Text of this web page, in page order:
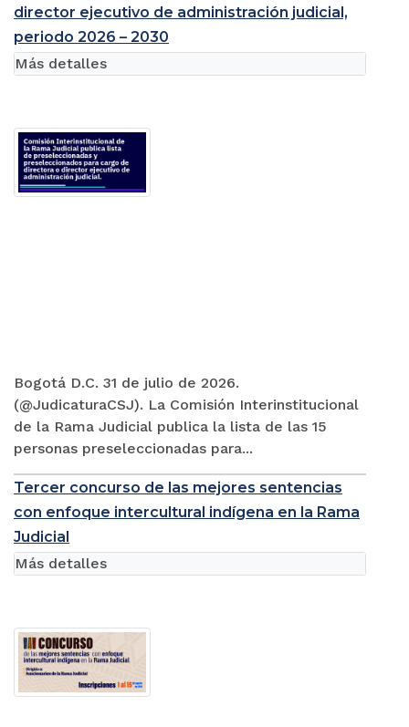
director ejecutivo de administración judicial,
periodo 2026 – 2030
Bogotá D.C. 31 de julio de 2026.
(@JudicaturaCSJ). La Comisión Interinstitucional
de la Rama Judicial publica la lista de las 15
personas preseleccionadas para...
Más detalles
Tercer concurso de las mejores sentencias
con enfoque intercultural indígena en la Rama
Judicial
Más detalles